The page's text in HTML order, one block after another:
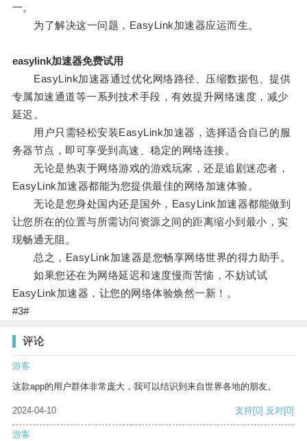
一。
为了解决这一问题，EasyLink加速器应运而生。
easylink加速器免费试用
EasyLink加速器通过优化网络路径、压缩数据包、提供
专属加速通道等一系列技术手段，有效提升网络速度，减少
延迟。
用户只需轻松安装EasyLink加速器，选择适合自己的服
务器节点，即可享受到高速、稳定的网络连接。
无论是热衷于网络游戏的游戏玩家，还是追剧迷恋者，
EasyLink加速器都能为您提供最佳的网络加速体验。
无论是您身处国内还是国外，EasyLink加速器都能做到
让您所在的位置与所需访问资源之间的距离缩小到最小，实
现畅通无阻。
总之，EasyLink加速器是您畅享网络世界的得力助手。
如果您还在为网络延迟和速度慢而苦恼，不妨试试
EasyLink加速器，让您的网络体验焕然一新！。
#3#
评论
游客
这款app的用户群体非常庞大，我可以结识到来自世界各地的朋友。
2024-04-10 支持[0] 反对[0]
游客